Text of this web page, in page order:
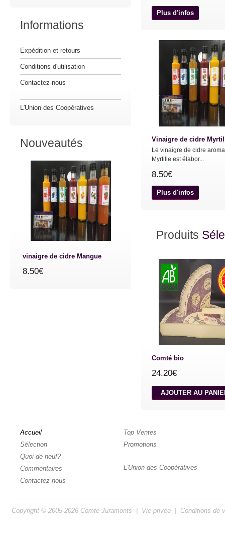
Plus d'infos
Vinaigre de cidre
Le vinaigre de cidre
Myrtille est élabor...
8.50€
Plus d'infos
Produits
Comté bio
24.20€
AJOUTER AU
Informations
Expédition et retours
Conditions d'utilisation
Contactez-nous
L'Union des Coopératives
Nouveautés
vinaigre de cidre Mangue
8.50€
Accueil
Sélection
Quoi de neuf?
Commentaires
Contactez-nous
Top Ventes
Promotions
L'Union des Coopératives
Copyright © 2005-2026 Comte Juramonts Vie privée Conditions de